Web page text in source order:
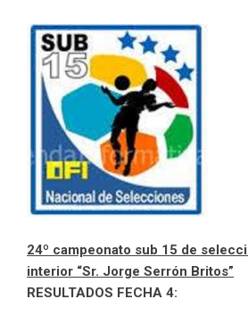
24º campeonato sub 15 de
interior “Sr. Jorge Serrón Britos”
RESULTADOS FECHA 4: